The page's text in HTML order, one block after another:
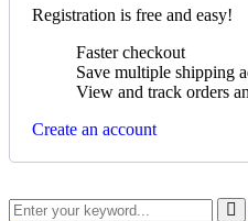
Registration is free and easy!
Faster checkout
Save multiple shipping
View and track orders
Create an account